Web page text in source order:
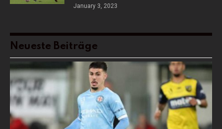
January 3, 2023
Neueste Beiträge